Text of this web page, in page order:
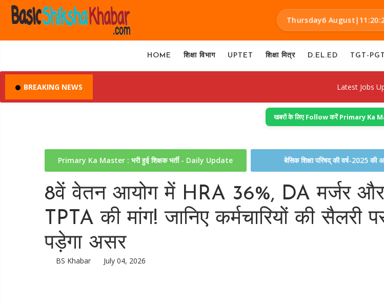
Thursday6 August|
HOME शिक्षा विभाग UPTET शिक्षा मित्र D.EL.ED TGT-PGT
BREAKING NEWS Latest Jobs Update
खबरों के लिए Follow करें Primary Ka
Primary Ka Master : भरी हुई शिक्षक भर्ती - Daily Update बेसिक शिक्षा परिषद् की वर्ष-2025 की
8वें वेतन आयोग में HRA 36%, DA मर्जर और
TPTA की मांग! जानिए कर्मचारियों की सैलरी
पड़ेगा असर
BS Khabar July 04, 2026